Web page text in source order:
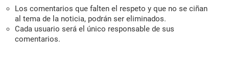
Los comentarios que falten el respeto y que no se ciñan
al tema de la noticia, podrán ser eliminados.
Cada usuario será el único responsable de sus
comentarios.